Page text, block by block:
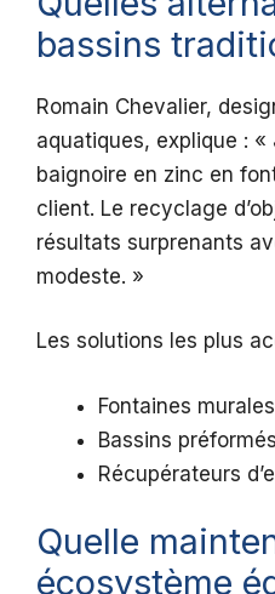
bassins
Romain Chevalier,
aquatiques, explique : «
baignoire en zinc en
client. Le recyclage
résultats surprenants
modeste. »
Les solutions les plus
Fontaines
Bassins préformés
Récupérateurs
Quelle
écosystème